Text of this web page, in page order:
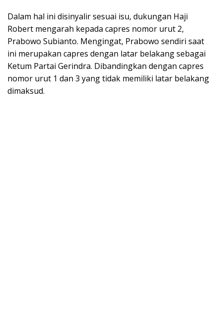
Dalam hal ini disinyalir sesuai isu, dukungan Haji
Robert mengarah kepada capres nomor urut 2,
Prabowo Subianto. Mengingat, Prabowo sendiri saat
ini merupakan capres dengan latar belakang sebagai
Ketum Partai Gerindra. Dibandingkan dengan capres
nomor urut 1 dan 3 yang tidak memiliki latar belakang
dimaksud.